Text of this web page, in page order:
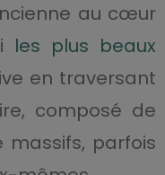
au cœur
les plus beaux
en traversant
composé de
massifs, parfois